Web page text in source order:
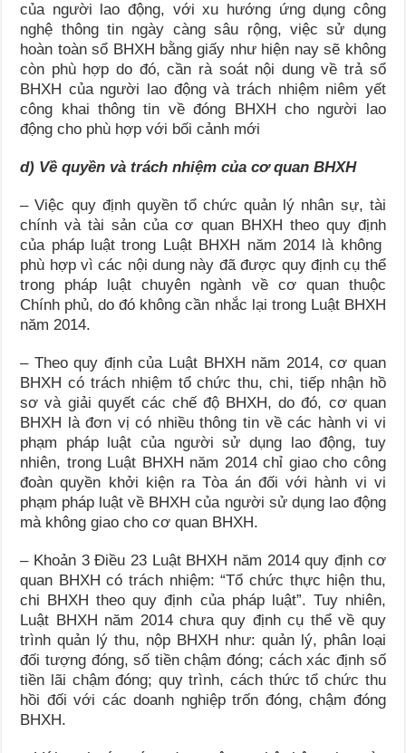
của người lao động, với xu hướng ứng dụng công
nghệ thông tin ngày càng sâu rộng, việc sử dụng
hoàn toàn sổ BHXH bằng giấy như hiện nay sẽ không
còn phù hợp do đó, cần rà soát nội dung về trả sổ
BHXH của người lao động và trách nhiệm niêm yết
công khai thông tin về đóng BHXH cho người lao
động cho phù hợp với bối cảnh mới
d) Về quyền và trách nhiệm của cơ quan BHXH
– Việc quy định quyền tổ chức quản lý nhân sự, tài
chính và tài sản của cơ quan BHXH theo quy định
của pháp luật trong Luật BHXH năm 2014 là không
phù hợp vì các nội dung này đã được quy định cụ thể
trong pháp luật chuyên ngành về cơ quan thuộc
Chính phủ, do đó không cần nhắc lại trong Luật BHXH
năm 2014.
– Theo quy định của Luật BHXH năm 2014, cơ quan
BHXH có trách nhiệm tổ chức thu, chi, tiếp nhận hồ
sơ và giải quyết các chế độ BHXH, do đó, cơ quan
BHXH là đơn vị có nhiều thông tin về các hành vi vi
phạm pháp luật của người sử dụng lao động, tuy
nhiên, trong Luật BHXH năm 2014 chỉ giao cho công
đoàn quyền khởi kiện ra Tòa án đối với hành vi vi
phạm pháp luật về BHXH của người sử dụng lao động
mà không giao cho cơ quan BHXH.
– Khoản 3 Điều 23 Luật BHXH năm 2014 quy định cơ
quan BHXH có trách nhiệm: “Tổ chức thực hiện thu,
chi BHXH theo quy định của pháp luật”. Tuy nhiên,
Luật BHXH năm 2014 chưa quy định cụ thể về quy
trình quản lý thu, nộp BHXH như: quản lý, phân loại
đối tượng đóng, số tiền chậm đóng; cách xác định số
tiền lãi chậm đóng; quy trình, cách thức tổ chức thu
hồi đối với các doanh nghiệp trốn đóng, chậm đóng
BHXH.